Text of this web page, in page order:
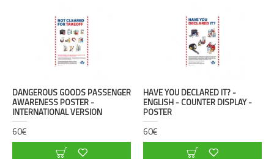
DANGEROUS GOODS PASSENGER
AWARENESS POSTER -
INTERNATIONAL VERSION
60€
HAVE YOU DECLARED IT? -
ENGLISH - COUNTER DISPLAY -
POSTER
60€